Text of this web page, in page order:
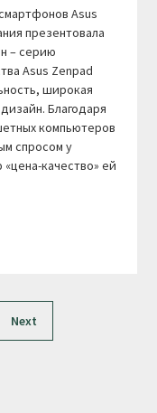
Asus
презентовала
– серию
Asus Zenpad
широкая
Благодаря
компьютеров
спросом у
качество» ей
Next